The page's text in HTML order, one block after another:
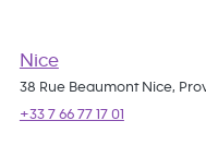
Nice
38 Rue Beaumont Nice,
+33 7 66 77 17 01